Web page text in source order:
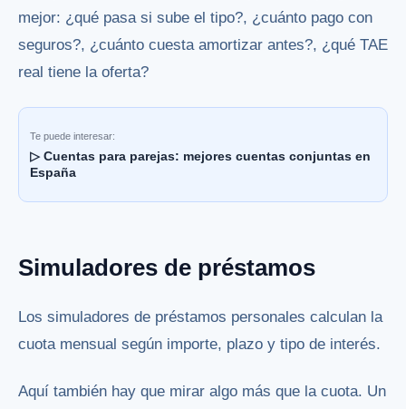
mejor: ¿qué pasa si sube el tipo?, ¿cuánto pago con
seguros?, ¿cuánto cuesta amortizar antes?, ¿qué TAE
real tiene la oferta?
Te puede interesar:
▷ Cuentas para parejas: mejores cuentas conjuntas en
España
Simuladores de préstamos
Los simuladores de préstamos personales calculan la
cuota mensual según importe, plazo y tipo de interés.
Aquí también hay que mirar algo más que la cuota. Un